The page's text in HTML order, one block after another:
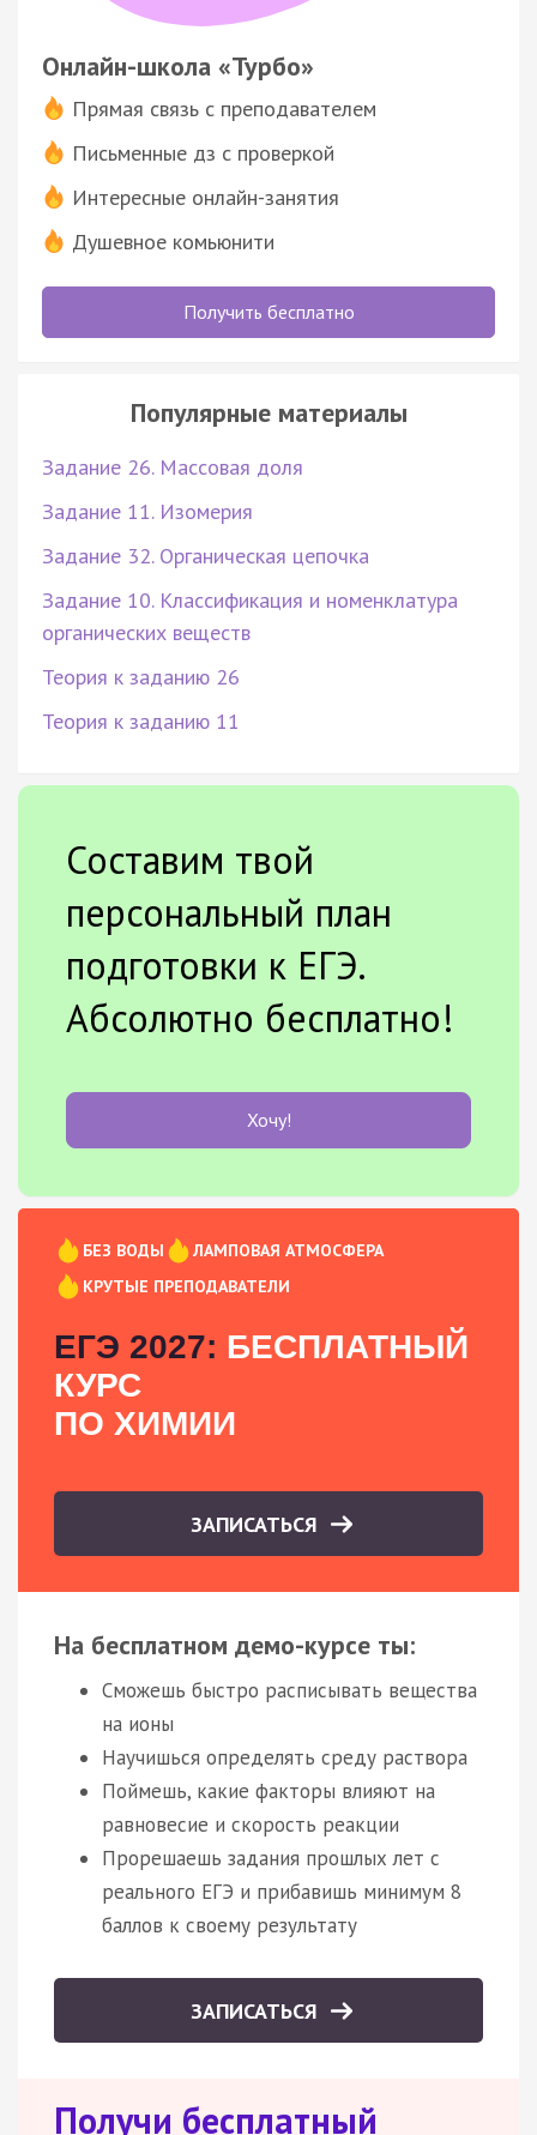
Онлайн-школа «Турбо»
Прямая связь с преподавателем
Письменные дз с проверкой
Интересные онлайн-занятия
Душевное комьюнити
Получить бесплатно
Популярные материалы
Задание 26. Массовая доля
Задание 11. Изомерия
Задание 32. Органическая цепочка
Задание 10. Классификация и номенклатура
органических веществ
Теория к заданию 26
Теория к заданию 11
Составим твой
персональный план
подготовки к ЕГЭ.
Абсолютно бесплатно!
Хочу!
БЕЗ ВОДЫ
ЛАМПОВАЯ АТМОСФЕРА
КРУТЫЕ ПРЕПОДАВАТЕЛИ
ЕГЭ 2027: БЕСПЛАТНЫЙ
КУРС
ПО ХИМИИ
ЗАПИСАТЬСЯ
На бесплатном демо-курсе ты:
Сможешь быстро расписывать вещества
на ионы
Научишься определять среду раствора
Поймешь, какие факторы влияют на
равновесие и скорость реакции
Прорешаешь задания прошлых лет с
реального ЕГЭ и прибавишь минимум 8
баллов к своему результату
ЗАПИСАТЬСЯ
Получи бесплатный